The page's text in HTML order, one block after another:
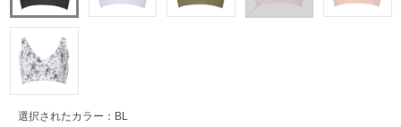
選択されたカラー：BL